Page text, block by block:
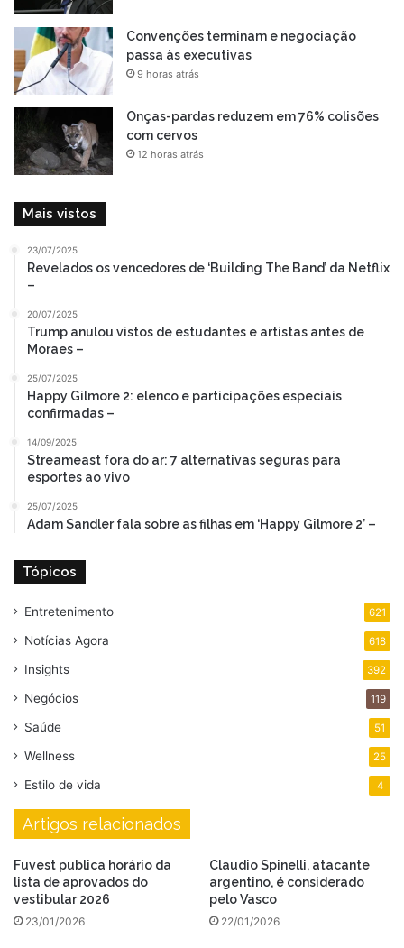
Convenções terminam e negociação
passa às executivas
9 horas atrás
Onças-pardas reduzem em 76% colisões
com cervos
12 horas atrás
Mais vistos
23/07/2025
Revelados os vencedores de ‘Building The Band’ da Netflix
–
20/07/2025
Trump anulou vistos de estudantes e artistas antes de
Moraes –
25/07/2025
Happy Gilmore 2: elenco e participações especiais
confirmadas –
14/09/2025
Streameast fora do ar: 7 alternativas seguras para
esportes ao vivo
25/07/2025
Adam Sandler fala sobre as filhas em ‘Happy Gilmore 2’ –
Tópicos
Entretenimento 621
Notícias Agora 618
Insights 392
Negócios 119
Saúde 51
Wellness 25
Estilo de vida 4
Artigos relacionados
Fuvest publica horário da
lista de aprovados do
vestibular 2026
23/01/2026
Claudio Spinelli, atacante
argentino, é considerado
pelo Vasco
22/01/2026